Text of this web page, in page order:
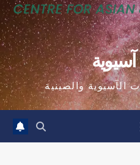
الآسيوية والصينية